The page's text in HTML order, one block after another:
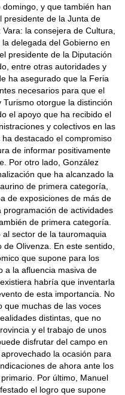
y que también han
presidente de la Junta de
la consejera de Cultura,
delegada del Gobierno en
presidente de la Diputación
entre otras autoridades y
ha asegurado que la Feria
necesarios para que el
otorgue la distinción
el apoyo que ha recibido el
y colectivos en las
destacado el compromiso
de informar positivamente
Por otro lado, González
que ha alcanzado la
de primera categoría,
de exposiciones de más de
de actividades
de primera categoría.
sector de la tauromaquia
Olivenza. En este sentido,
que supone para los
a la afluencia masiva de
habría que inventarla
de esta importancia. No
que muchas de las voces
distintas, que no
y el trabajo de unos
disfrutar del campo en
la ocasión para
de ahora ante los
Por último, Manuel
el logro que supone